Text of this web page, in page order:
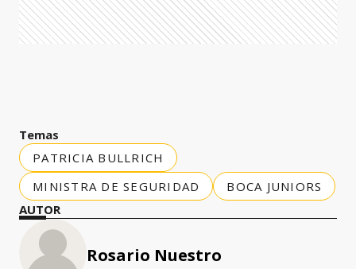
Temas
PATRICIA BULLRICH
MINISTRA DE SEGURIDAD
BOCA JUNIORS
AUTOR
Rosario Nuestro